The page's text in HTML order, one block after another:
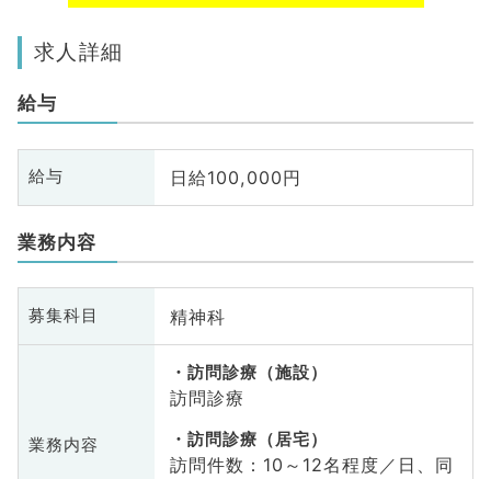
求人詳細
給与
給与 日給100,000円
業務内容
募集科目 精神科
業務内容
訪問診療（施設）
訪問診療
訪問診療（居宅）
訪問件数：10～12名程度／日、同